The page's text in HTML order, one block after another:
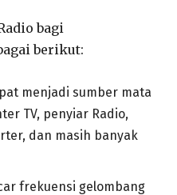
bagi
berikut:
menjadi sumber mata
TV, penyiar Radio,
dan masih banyak
frekuensi gelombang